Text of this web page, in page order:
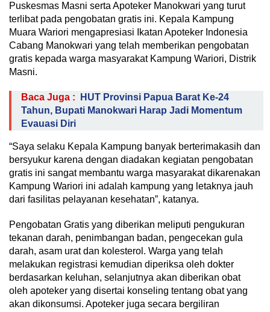
Puskesmas Masni serta Apoteker Manokwari yang turut
terlibat pada pengobatan gratis ini. Kepala Kampung
Muara Wariori mengapresiasi Ikatan Apoteker Indonesia
Cabang Manokwari yang telah memberikan pengobatan
gratis kepada warga masyarakat Kampung Wariori, Distrik
Masni.
Baca Juga :
HUT Provinsi Papua Barat Ke-24
Tahun, Bupati Manokwari Harap Jadi Momentum
Evauasi Diri
“Saya selaku Kepala Kampung banyak berterimakasih dan
bersyukur karena dengan diadakan kegiatan pengobatan
gratis ini sangat membantu warga masyarakat dikarenakan
Kampung Wariori ini adalah kampung yang letaknya jauh
dari fasilitas pelayanan kesehatan”, katanya.
Pengobatan Gratis yang diberikan meliputi pengukuran
tekanan darah, penimbangan badan, pengecekan gula
darah, asam urat dan kolesterol. Warga yang telah
melakukan registrasi kemudian diperiksa oleh dokter
berdasarkan keluhan, selanjutnya akan diberikan obat
oleh apoteker yang disertai konseling tentang obat yang
akan dikonsumsi. Apoteker juga secara bergiliran